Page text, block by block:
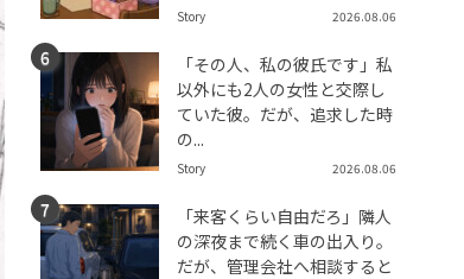
Story 2026.08.06
「その人、私の彼氏です」私
以外にも2人の女性と交際し
ていた彼。だが、追求した時
の...
Story 2026.08.06
「来客くらい自由だろ」隣人
の深夜まで続く車の出入り。
だが、管理会社へ相談すると